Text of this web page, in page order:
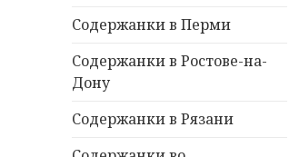
Содержанки в Перми
Содержанки в Ростове-на-
Дону
Содержанки в Рязани